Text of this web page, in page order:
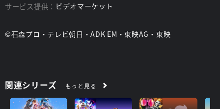
サービス提供： ビデオマーケット
©石森プロ・テレビ朝日・ADK EM・東映AG・東映
関連シリーズ もっと見る